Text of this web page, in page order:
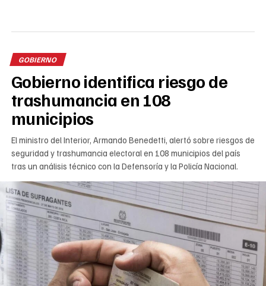
GOBIERNO
Gobierno identifica riesgo de
trashumancia en 108
municipios
El ministro del Interior, Armando Benedetti, alertó sobre riesgos de
seguridad y trashumancia electoral en 108 municipios del país
tras un análisis técnico con la Defensoría y la Policía Nacional.